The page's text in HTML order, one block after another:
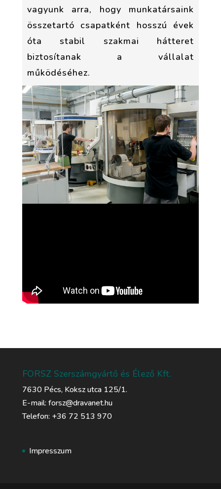
vagyunk arra, hogy munkatársaink
összetartó csapatként hosszú évek
óta stabil szakmai hátteret
biztosítanak a vállalat
működéséhez.
FORSZ Szerszámgyártő és Élező Kft.
7630 Pécs, Koksz utca 125/1.
E-mail: forsz@dravanet.hu
Telefon: +36 72 513 970
Impresszum